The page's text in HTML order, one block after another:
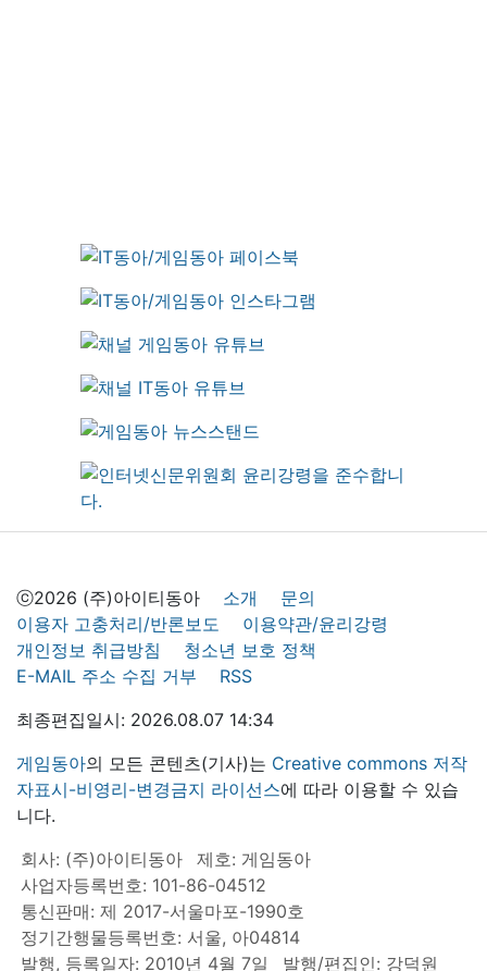
ⓒ2026 (주)아이티동아 소개
문의
이용자 고충처리/반론보도
이용약관/윤리강령
개인정보 취급방침
청소년 보호 정책
E-MAIL 주소 수집 거부
RSS
최종편집일시: 2026.08.07 14:34
게임동아의 모든 콘텐츠(기사)는 Creative commons 저작
자표시-비영리-변경금지 라이선스에 따라 이용할 수 있습
니다.
회사: (주)아이티동아
제호: 게임동아
사업자등록번호: 101-86-04512
통신판매: 제 2017-서울마포-1990호
정기간행물등록번호: 서울, 아04814
발행, 등록일자: 2010년 4월 7일
발행/편집인: 강덕원